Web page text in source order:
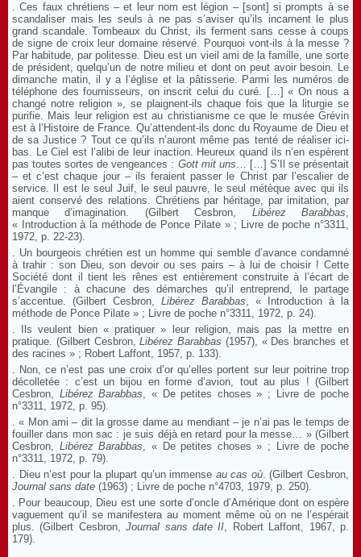
. Ces faux chrétiens – et leur nom est légion – [sont] si prompts à se
scandaliser mais les seuls à ne pas s’aviser qu’ils incarnent le plus
grand scandale. Tombeaux du Christ, ils ferment sans cesse à coups
de signe de croix leur domaine réservé. Pourquoi vont-ils à la messe ?
Par habitude, par politesse. Dieu est un vieil ami de la famille, une sorte
de président, quelqu’un de notre milieu et dont on peut avoir besoin. Le
dimanche matin, il y a l’église et la pâtisserie. Parmi les numéros de
téléphone des fournisseurs, on inscrit celui du curé. […] « On nous a
changé notre religion », se plaignent-ils chaque fois que la liturgie se
purifie. Mais leur religion est au christianisme ce que le musée Grévin
est à l’Histoire de France. Qu’attendent-ils donc du Royaume de Dieu et
de sa Justice ? Tout ce qu’ils n’auront même pas tenté de réaliser ici-
bas. Le Ciel est l’alibi de leur inaction. Heureux quand ils n’en espèrent
pas toutes sortes de vengeances : Gott mit uns… […] S’Il se présentait
– et c’est chaque jour – ils feraient passer le Christ par l’escalier de
service. Il est le seul Juif, le seul pauvre, le seul métèque avec qui ils
aient conservé des relations. Chrétiens par héritage, par imitation, par
manque d’imagination. (Gilbert Cesbron, Libérez Barabbas,
« Introduction à la méthode de Ponce Pilate » ; Livre de poche n°3311,
1972, p. 22-23).
. Un bourgeois chrétien est un homme qui semble d’avance condamné
à trahir : son Dieu, son devoir ou ses pairs – à lui de choisir ! Cette
Société dont il tient les rênes est entièrement construite à l’écart de
l’Évangile : à chacune des démarches qu’il entreprend, le partage
s’accentue. (Gilbert Cesbron, Libérez Barabbas, « Introduction à la
méthode de Ponce Pilate » ; Livre de poche n°3311, 1972, p. 24).
. Ils veulent bien « pratiquer » leur religion, mais pas la mettre en
pratique. (Gilbert Cesbron,Libérez Barabbas (1957), « Des branches et
des racines » ; Robert Laffont, 1957, p. 133).
. Non, ce n’est pas une croix d’or qu’elles portent sur leur poitrine trop
décolletée : c’est un bijou en forme d’avion, tout au plus ! (Gilbert
Cesbron, Libérez Barabbas, « De petites choses » ; Livre de poche
n°3311, 1972, p. 95).
. « Mon ami – dit la grosse dame au mendiant – je n’ai pas le temps de
fouiller dans mon sac : je suis déjà en retard pour la messe… » (Gilbert
Cesbron, Libérez Barabbas, « De petites choses » ; Livre de poche
n°3311, 1972, p. 79).
. Dieu n’est pour la plupart qu’un immense au cas où. (Gilbert Cesbron,
Journal sans date (1963) ; Livre de poche n°4703, 1979, p. 250).
. Pour beaucoup, Dieu est une sorte d’oncle d’Amérique dont on espère
vaguement qu’il se manifestera au moment même où on ne l’espérait
plus. (Gilbert Cesbron,Journal sans date II, Robert Laffont, 1967, p.
179).